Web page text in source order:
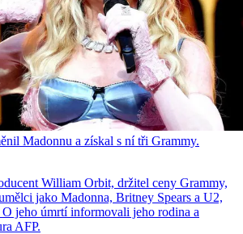
Madonnu a získal s ní tři Grammy.
William Orbit, držitel ceny Grammy,
jako Madonna, Britney Spears a U2,
jeho úmrtí informovali jeho rodina a
AFP.